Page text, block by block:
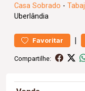
Casa Sobrado -
Uberlândia
Favoritar |
Compartilhe: